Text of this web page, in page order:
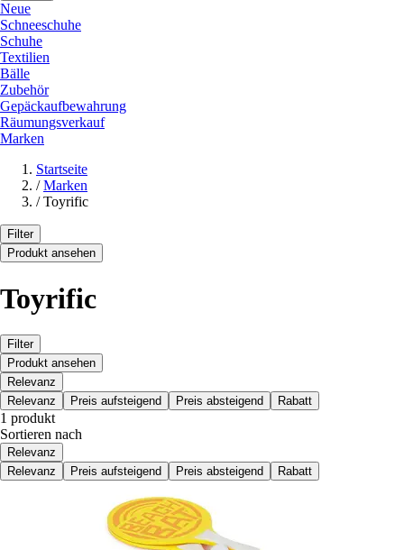
Neue
Schneeschuhe
Schuhe
Textilien
Bälle
Zubehör
Gepäckaufbewahrung
Räumungsverkauf
Marken
Startseite
/ Marken
/ Toyrific
Filter
Produkt ansehen
Toyrific
Filter
Produkt ansehen
Relevanz
Relevanz
Preis aufsteigend Preis absteigend Rabatt
1 produkt
Sortieren nach
Relevanz
Relevanz
Preis aufsteigend Preis absteigend Rabatt